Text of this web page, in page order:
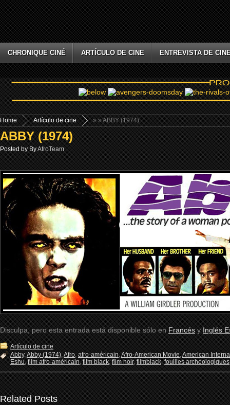
CHRONIQUE CINÉ ARTÍCULO DE CINE ENTREVISTA DE
Home »
Artículo de cine » ABBY (1974)
ABBY (1974)
Posted by ByAfroTeam
Disculpa, pero esta entrada está disponible sólo enFrancésyInglés
Artículo de cine
Abby,Abby (1974),Afro,afro-américain,Afro-American Movie,American
Eshu,film afro-américain,film black,film noir,filmblack,fouilles archeologiques
Related Posts